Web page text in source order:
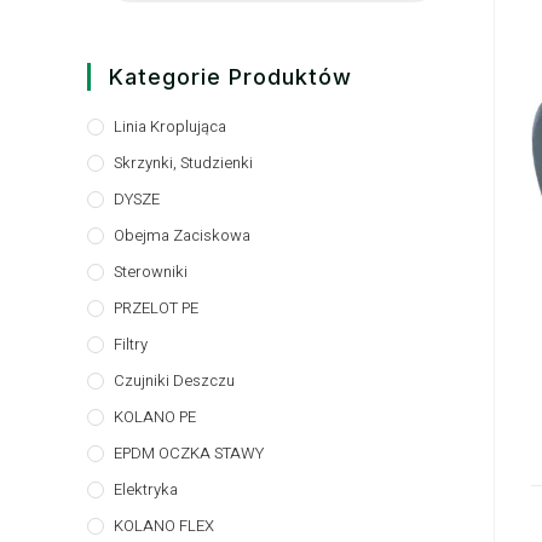
Kategorie Produktów
Linia Kroplująca
Skrzynki, Studzienki
DYSZE
Obejma Zaciskowa
Sterowniki
PRZELOT PE
Filtry
Czujniki Deszczu
KOLANO PE
EPDM OCZKA STAWY
Elektryka
KOLANO FLEX